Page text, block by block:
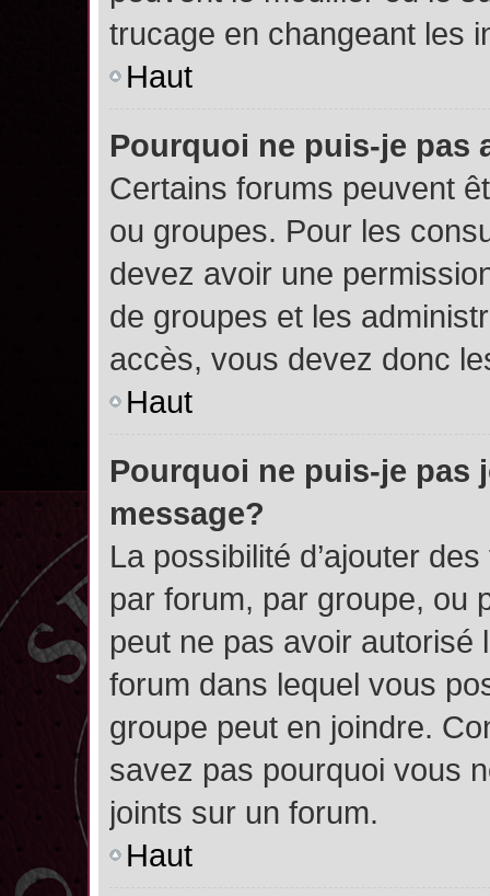
trucage en changeant les
Haut
Pourquoi ne puis-je pas
Certains forums peuvent
ou groupes. Pour les
devez avoir une
de groupes et les
accès, vous devez donc
Haut
Pourquoi ne puis-je pas
message?
La possibilité d’ajouter
par forum, par groupe, ou
peut ne pas avoir autorisé
forum dans lequel vous
groupe peut en joindre.
savez pas pourquoi vous
joints sur un forum.
Haut